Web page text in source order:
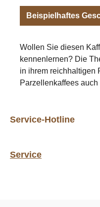
Beispielhaftes
Wollen Sie diesen
kennenlernen? Die
in ihrem reichhaltigen
Parzellenkaffees
Service-Hotline
Service